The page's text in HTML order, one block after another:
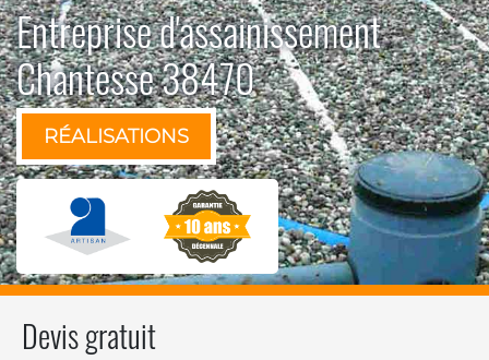
Entreprise d'assainissement
Chantesse 38470
RÉALISATIONS
Devis gratuit